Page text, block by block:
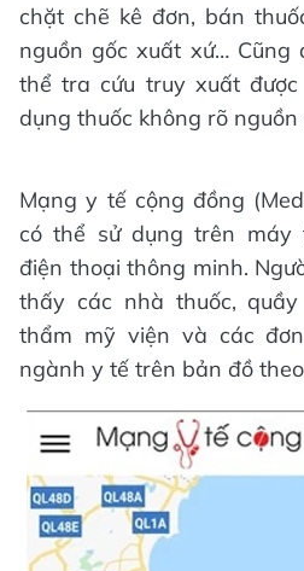
chặt chẽ kê đơn, bán
nguồn gốc xuất xứ… Cũng
thể tra cứu truy xuất
dụng thuốc không rõ nguồn
Mạng y tế cộng đồng
có thể sử dụng trên máy
điện thoại thông minh.
thấy các nhà thuốc,
thẩm mỹ viện và các
ngành y tế trên bản đồ